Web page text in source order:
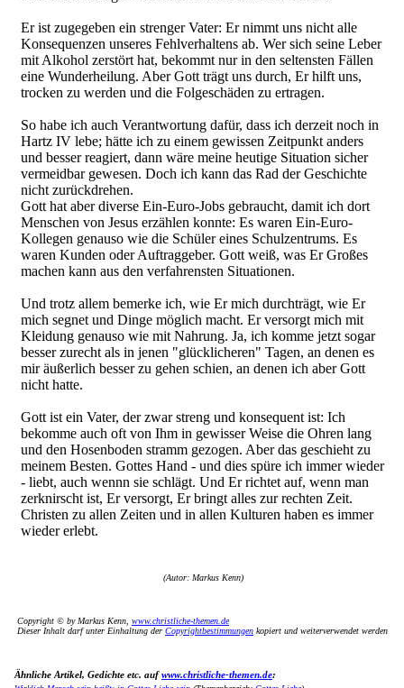
Er ist zugegeben ein strenger Vater: Er nimmt uns nicht alle
Konsequenzen unseres Fehlverhaltens ab. Wer sich seine Leber
mit Alkohol zerstört hat, bekommt nur in den seltensten Fällen
eine Wunderheilung. Aber Gott trägt uns durch, Er hilft uns,
trocken zu werden und die Folgeschäden zu ertragen.
So habe ich auch Verantwortung dafür, dass ich derzeit noch in
Hartz IV lebe; hätte ich zu einem gewissen Zeitpunkt anders
und besser reagiert, dann wäre meine heutige Situation sicher
vermeidbar gewesen. Doch ich kann das Rad der Geschichte
nicht zurückdrehen.
Gott hat aber diverse Ein-Euro-Jobs gebraucht, damit ich dort
Menschen von Jesus erzählen konnte: Es waren Ein-Euro-
Kollegen genauso wie die Schüler eines Schulzentrums. Es
waren Kunden oder Auftraggeber. Gott weiß, was Er Großes
machen kann aus den verfahrensten Situationen.
Und trotz allem bemerke ich, wie Er mich durchträgt, wie Er
mich segnet und Dinge möglich macht. Er versorgt mich mit
Kleidung genauso wie mit Nahrung. Ja, ich komme jetzt sogar
besser zurecht als in jenen "glücklicheren" Tagen, an denen es
mir äußerlich besser zu gehen schien, an denen ich aber Gott
nicht hatte.
Gott ist ein Vater, der zwar streng und konsequent ist: Ich
bekomme auch oft von Ihm in gewisser Weise die Ohren lang
und den Hosenboden stramm gezogen. Aber das geschieht zu
meinem Besten. Gottes Hand - und dies spüre ich immer wieder
- liebt, auch wennn sie schlägt. Und Er richtet auf, wenn man
zerknirscht ist, Er versorgt, Er bringt alles zur rechten Zeit.
Christen zu allen Zeiten und in allen Kulturen haben es immer
wieder erlebt.
(Autor: Markus Kenn)
Copyright © by Markus Kenn, www.christliche-themen.de
Dieser Inhalt darf unter Einhaltung der Copyrightbestimmungen kopiert und weiterverwendet werden
Ähnliche Artikel, Gedichte etc. aufwww.christliche-themen.de: